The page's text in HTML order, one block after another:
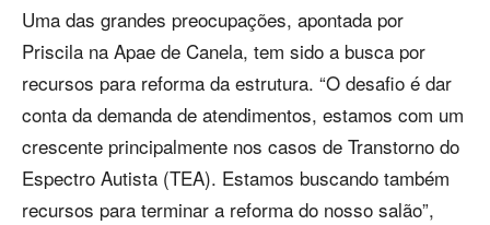
Uma das grandes preocupações, apontada por
Priscila na Apae de Canela, tem sido a busca por
recursos para reforma da estrutura. “O desafio é dar
conta da demanda de atendimentos, estamos com um
crescente principalmente nos casos de Transtorno do
Espectro Autista (TEA). Estamos buscando também
recursos para terminar a reforma do nosso salão”,